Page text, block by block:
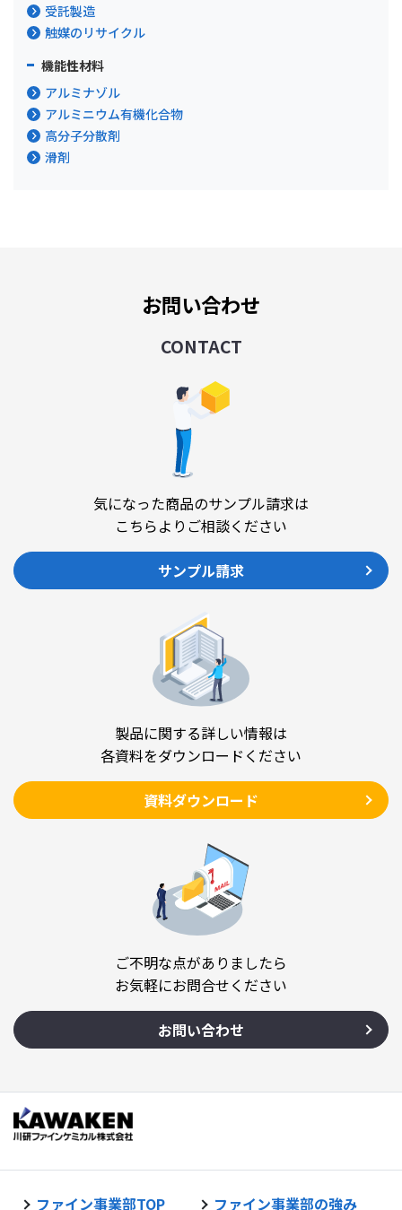
受託製造
触媒のリサイクル
機能性材料
アルミナゾル
アルミニウム有機化合物
高分子分散剤
滑剤
お問い合わせ
CONTACT
気になった商品のサンプル請求は
こちらよりご相談ください
サンプル請求
製品に関する詳しい情報は
各資料をダウンロードください
資料ダウンロード
ご不明な点がありましたら
お気軽にお問合せください
お問い合わせ
ファイン事業部TOP ファイン事業部の強み